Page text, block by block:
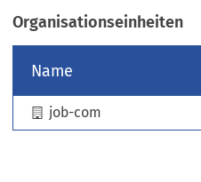
)
Organisationseinheiten
Name
job-com